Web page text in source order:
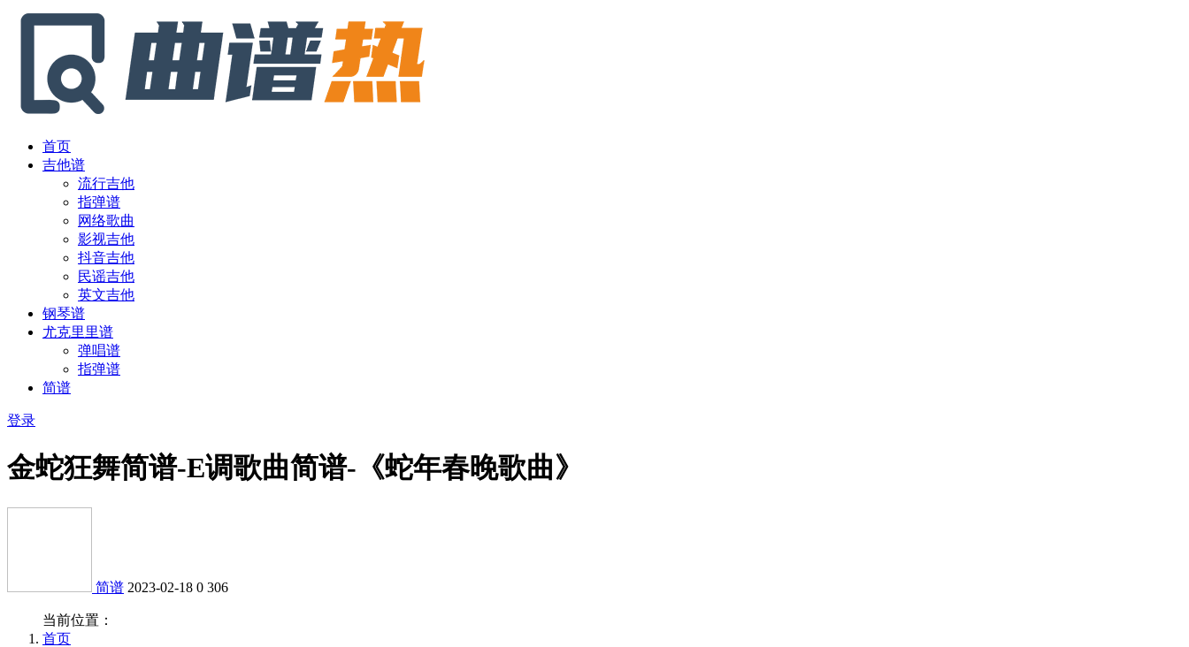
首页
吉他谱
流行吉他
指弹谱
网络歌曲
影视吉他
抖音吉他
民谣吉他
英文吉他
钢琴谱
尤克里里谱
弹唱谱
指弹谱
简谱
登录
金蛇狂舞简谱-E调歌曲简谱-《蛇年春晚歌曲》
简谱 2023-02-18 0 306
当前位置：
首页